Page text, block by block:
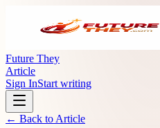
Future They
Article
Sign InStart writing
← Back to Article